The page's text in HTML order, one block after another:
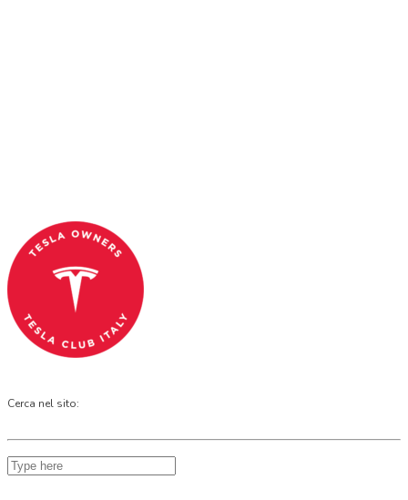
Cerca nel sito: